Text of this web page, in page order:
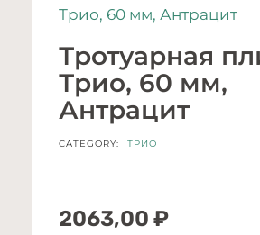
Трио, 60 мм, Антрацит
Тротуарная
Трио, 60 мм,
Антрацит
CATEGORY: ТРИО
2063,00 ₽